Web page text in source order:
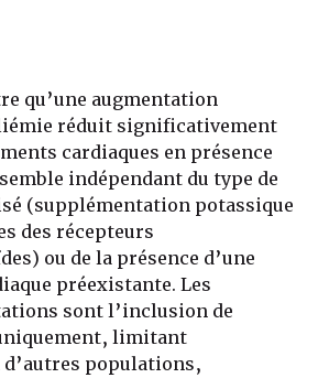
qu’une augmentation
réduit significativement
cardiaques en présence
indépendant du type de
(supplémentation potassique
des récepteurs
ou de la présence d’une
préexistante. Les
sont l’inclusion de
limitant
populations,